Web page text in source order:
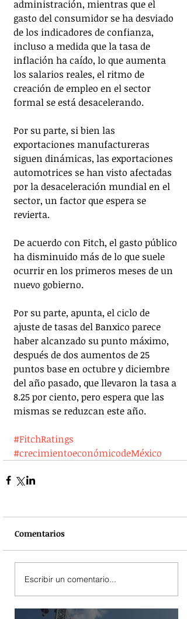
administración, mientras que el
gasto del consumidor se ha desviado
de los indicadores de confianza,
incluso a medida que la tasa de
inflación ha caído, lo que aumenta
los salarios reales, el ritmo de
creación de empleo en el sector
formal se está desacelerando.
Por su parte, si bien las
exportaciones manufactureras
siguen dinámicas, las exportaciones
automotrices se han visto afectadas
por la desaceleración mundial en el
sector, un factor que espera se
revierta.
De acuerdo con Fitch, el gasto público
ha disminuido más de lo que suele
ocurrir en los primeros meses de un
nuevo gobierno.
Por su parte, apunta, el ciclo de
ajuste de tasas del Banxico parece
haber alcanzado su punto máximo,
después de dos aumentos de 25
puntos base en octubre y diciembre
del año pasado, que llevaron la tasa a
8.25 por ciento, pero espera que las
mismas se reduzcan este año.
#FitchRatings
#crecimientoeconómicodeMéxico
Comentarios
Escribir un comentario...